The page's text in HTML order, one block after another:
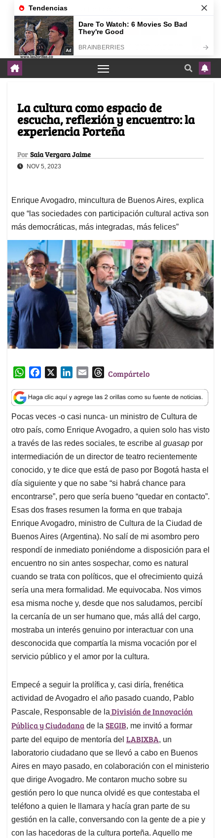
La cultura como espacio de
escucha, reflexión y encuentro: la
experiencia Porteña
Por Saia Vergara Jaime
NOV 5, 2023
Enrique Avogadro, mincultura de Buenos Aires, explica
que “las sociedades con participación cultural activa son
más democráticas, más integradas, más felices”
W
a
t
s
A
p
p
c
e
b
o
o
k
n
k
e
d
I
n
a
i
l
T
r
e
a
d
s
Compártelo
Pocas veces -o casi nunca- un ministro de Cultura de
otro país, como Enrique Avogadro, a quien solo has visto
a través de las redes sociales, te escribe al guasap por
intermediación de un director de teatro recientemente
conocido, y te dice que está de paso por Bogotá hasta el
día siguiente y que no sabe “si habrá chance para
encontrarse”, pero que sería bueno “quedar en contacto”.
Esas dos frases resumen la forma en que trabaja
Enrique Avogadro, ministro de Cultura de la Ciudad de
Buenos Aires (Argentina). No salí de mi asombro pero
respondí de inmediato poniéndome a disposición para el
encuentro no sin antes sospechar, como es natural
cuando se trata con políticos, que el ofrecimiento quizá
sería una mera formalidad. Me equivocaba. Nos vimos
esa misma noche y, desde que nos saludamos, percibí
la cercanía de un ser humano que, más allá del cargo,
mostraba un interés genuino por interactuar con una
desconocida que compartía la misma vocación por el
servicio público y el amor por la cultura.
Empecé a seguir la prolífica y, casi diría, frenética
actividad de Avogadro el año pasado cuando, Pablo
Pascale, Responsable de la División de Innovación
Pública y Ciudadana de la SEGIB, me invitó a formar
parte del equipo de mentoría del LABIXBA, un
laboratorio ciudadano que se llevó a cabo en Buenos
Aires en mayo pasado, en colaboración con el ministerio
que dirige Avogadro. Me contaron mucho sobre su
gestión pero lo que nunca olvidé es que contestaba el
teléfono a quien le llamara y hacía gran parte de su
gestión en la calle, conversando con la gente de a pie y
con las hacedoras de la cultura porteña. Aquello me